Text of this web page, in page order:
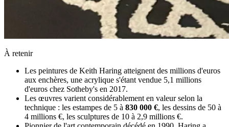
À retenir
Les peintures de Keith Haring atteignent des millions d'euros
aux enchères, une acrylique s'étant vendue 5,1 millions
d'euros chez Sotheby's en 2017.
Les œuvres varient considérablement en valeur selon la
technique : les estampes de 5 à 830 000 €, les dessins de 50 à
4 millions €, les sculptures de 10 à 2,9 millions €.